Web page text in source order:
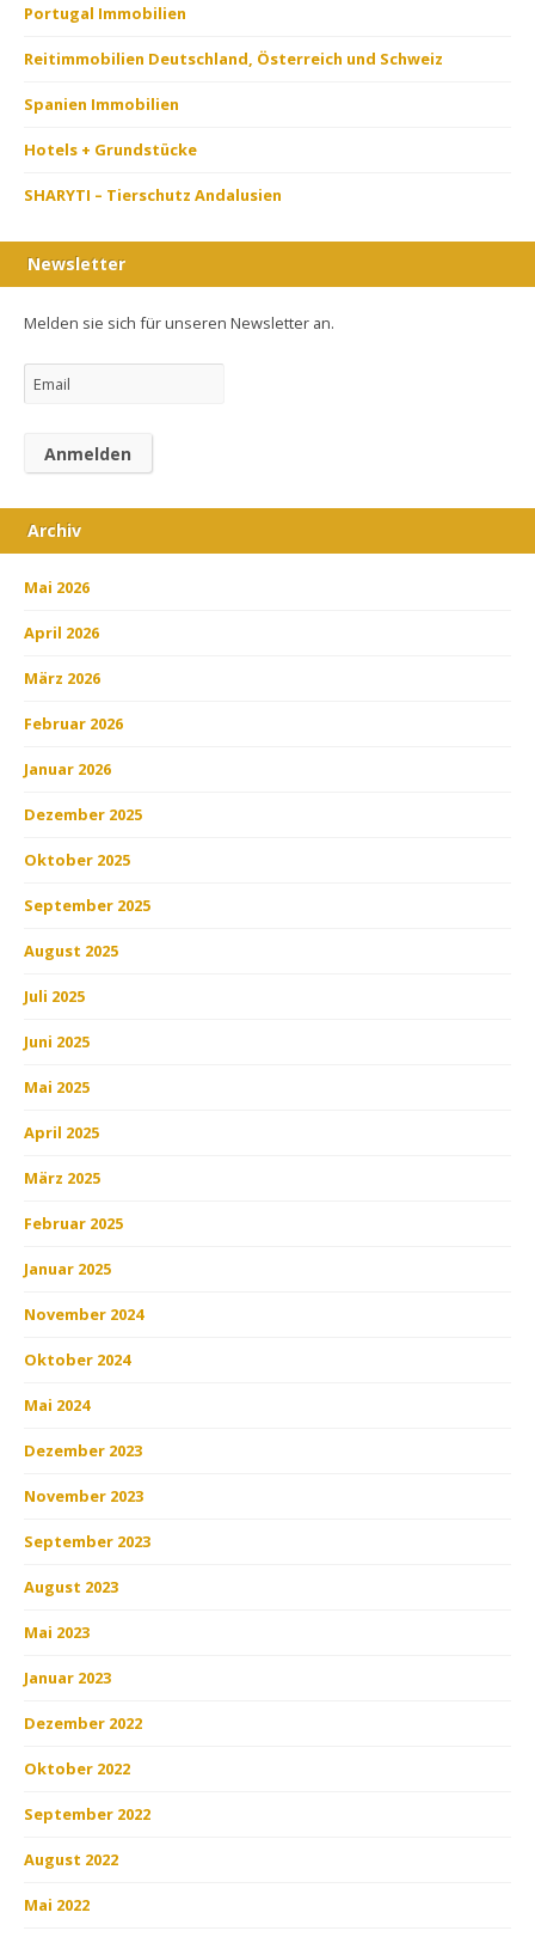
Portugal Immobilien
Reitimmobilien Deutschland, Österreich und Schweiz
Spanien Immobilien
Hotels + Grundstücke
SHARYTI – Tierschutz Andalusien
Newsletter
Melden sie sich für unseren Newsletter an.
Archiv
Mai 2026
April 2026
März 2026
Februar 2026
Januar 2026
Dezember 2025
Oktober 2025
September 2025
August 2025
Juli 2025
Juni 2025
Mai 2025
April 2025
März 2025
Februar 2025
Januar 2025
November 2024
Oktober 2024
Mai 2024
Dezember 2023
November 2023
September 2023
August 2023
Mai 2023
Januar 2023
Dezember 2022
Oktober 2022
September 2022
August 2022
Mai 2022